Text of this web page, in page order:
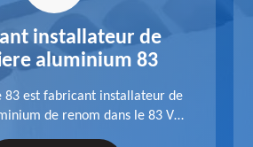
installateur de
aluminium 83
83 est fabricant installateur de
de renom dans le 83 Var.